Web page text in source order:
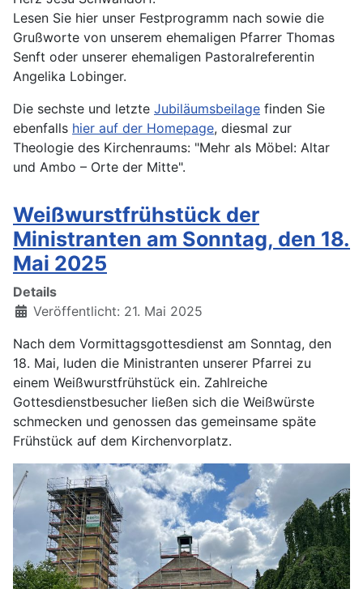
Lesen Sie hier unser Festprogramm nach sowie die
Grußworte von unserem ehemaligen Pfarrer Thomas
Senft oder unserer ehemaligen Pastoralreferentin
Angelika Lobinger.
Die sechste und letzte Jubiläumsbeilage finden Sie
ebenfalls hier auf der Homepage, diesmal zur
Theologie des Kirchenraums: "Mehr als Möbel: Altar
und Ambo – Orte der Mitte".
Weißwurstfrühstück der
Ministranten am Sonntag, den 18.
Mai 2025
Details
Veröffentlicht: 21. Mai 2025
Nach dem Vormittagsgottesdienst am Sonntag, den
18. Mai, luden die Ministranten unserer Pfarrei zu
einem Weißwurstfrühstück ein. Zahlreiche
Gottesdienstbesucher ließen sich die Weißwürste
schmecken und genossen das gemeinsame späte
Frühstück auf dem Kirchenvorplatz.